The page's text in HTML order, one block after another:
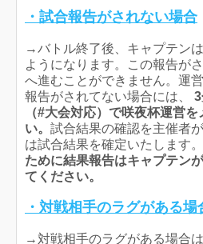
・試合報告がされない場合
→バトル終了後、キャプテン
ようになります。この報告が
へ進むことができません。運
報告がされてない場合には、
（#大会対応）で咲夜杯運営
い。 試合結果の確認を主催者
は試合結果を確定いたします。
ために結果報告はキャプテン
てください。
・対戦相手のラグがある場
→対戦相手のラグがある場合は